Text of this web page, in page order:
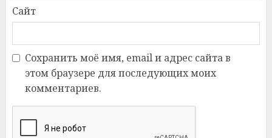
Сайт
Сохранить моё имя, email и адрес сайта в
этом браузере для последующих моих
комментариев.